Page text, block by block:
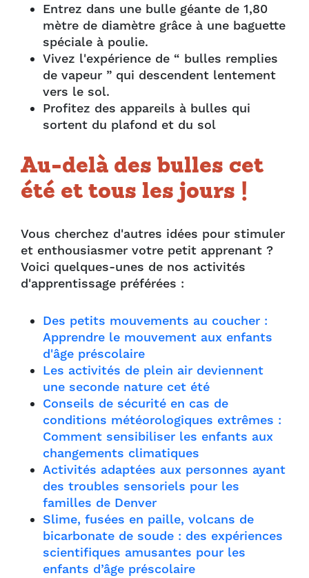
Entrez dans une bulle géante de 1,80
mètre de diamètre grâce à une baguette
spéciale à poulie.
Vivez l'expérience de “ bulles remplies
de vapeur ” qui descendent lentement
vers le sol.
Profitez des appareils à bulles qui
sortent du plafond et du sol
Au-delà des bulles cet
été et tous les jours !
Vous cherchez d'autres idées pour stimuler
et enthousiasmer votre petit apprenant ?
Voici quelques-unes de nos activités
d'apprentissage préférées :
Des petits mouvements au coucher :
Apprendre le mouvement aux enfants
d'âge préscolaire
Les activités de plein air deviennent
une seconde nature cet été
Conseils de sécurité en cas de
conditions météorologiques extrêmes :
Comment sensibiliser les enfants aux
changements climatiques
Activités adaptées aux personnes ayant
des troubles sensoriels pour les
familles de Denver
Slime, fusées en paille, volcans de
bicarbonate de soude : des expériences
scientifiques amusantes pour les
enfants d’âge préscolaire